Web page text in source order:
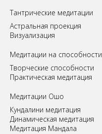
Tантрические медитации
Астральная проекция
Визуализация
Медитации на способности
Творческие способности
Практическая медитация
Медитации Ошо
Кундалини медитация
Динамическая медитация
Медитация Мандала